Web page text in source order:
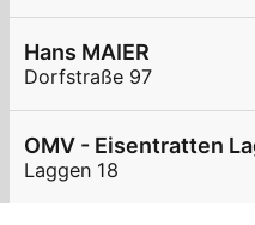
Hans MAIER
Dorfstraße 97
OMV - Eisentratten
Laggen 18